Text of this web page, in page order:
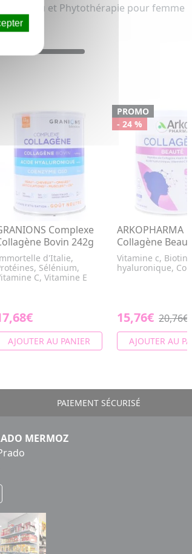
de la peau et Phytothérapie pour femme
Complexe
Bovin 242g
d'Italie,
Sélénium,
C, Vitamine E
AJOUTER AU PANIER
PROMO
- 24 %
ARKOPHARMA
Collagène
Vitamine c,
hyaluronique,
15,76€ 20,76€
AJOUTER AU
PAIEMENT SÉCURISÉ
MERMOZ